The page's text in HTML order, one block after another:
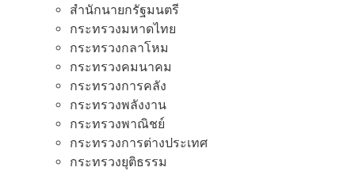
สํานักนายกรัฐมนตรี
กระทรวงมหาดไทย
กระทรวงกลาโหม
กระทรวงคมนาคม
กระทรวงการคลัง
กระทรวงพลังงาน
กระทรวงพาณิชย์
กระทรวงการต่างประเทศ
กระทรวงยุติธรรม